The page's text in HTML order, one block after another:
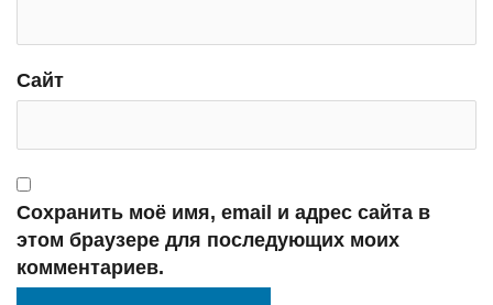
Сайт
Сохранить моё имя, email и адрес сайта в
этом браузере для последующих моих
комментариев.